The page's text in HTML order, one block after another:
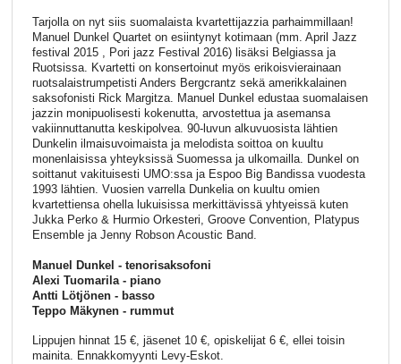
Tarjolla on nyt siis suomalaista kvartettijazzia parhaimmillaan!
Manuel Dunkel Quartet on esiintynyt kotimaan (mm. April Jazz
festival 2015 , Pori jazz Festival 2016) lisäksi Belgiassa ja
Ruotsissa. Kvartetti on konsertoinut myös erikoisvierainaan
ruotsalaistrumpetisti Anders Bergcrantz sekä amerikkalainen
saksofonisti Rick Margitza. Manuel Dunkel edustaa suomalaisen
jazzin monipuolisesti kokenutta, arvostettua ja asemansa
vakiinnuttanutta keskipolvea. 90-luvun alkuvuosista lähtien
Dunkelin ilmaisuvoimaista ja melodista soittoa on kuultu
monenlaisissa yhteyksissä Suomessa ja ulkomailla. Dunkel on
soittanut vakituisesti UMO:ssa ja Espoo Big Bandissa vuodesta
1993 lähtien. Vuosien varrella Dunkelia on kuultu omien
kvartettiensa ohella lukuisissa merkittävissä yhtyeissä kuten
Jukka Perko & Hurmio Orkesteri, Groove Convention, Platypus
Ensemble ja Jenny Robson Acoustic Band.
Manuel Dunkel - tenorisaksofoni
Alexi Tuomarila - piano
Antti Lötjönen - basso
Teppo Mäkynen - rummut
Lippujen hinnat 15 €, jäsenet 10 €, opiskelijat 6 €, ellei toisin
mainita. Ennakkomyynti Levy-Eskot.